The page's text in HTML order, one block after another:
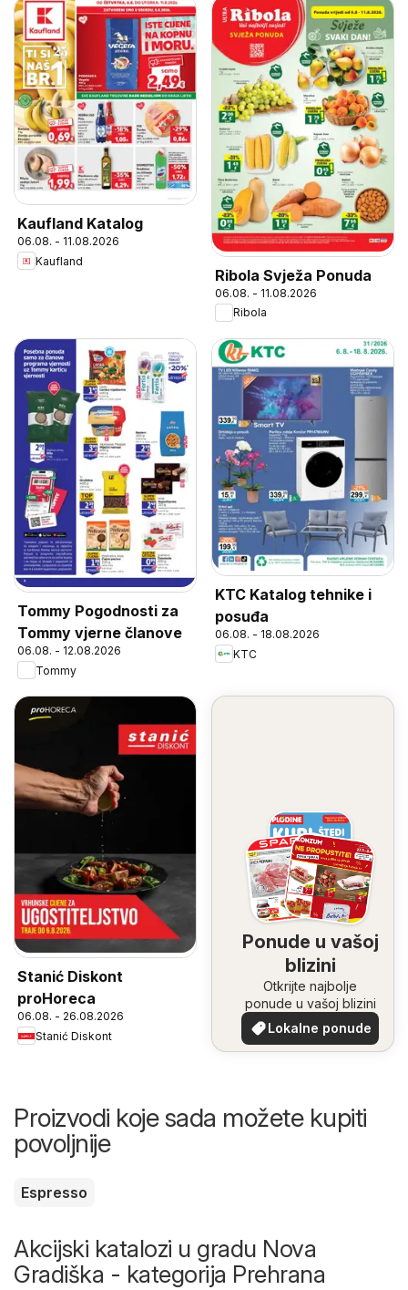
Kaufland Katalog
06.08. - 11.08.2026
Kaufland
Ribola Svježa Ponuda
06.08. - 11.08.2026
Ribola
Tommy Pogodnosti za
Tommy vjerne članove
06.08. - 12.08.2026
Tommy
KTC Katalog tehnike i
posuđa
06.08. - 18.08.2026
KTC
Stanić Diskont
proHoreca
06.08. - 26.08.2026
Stanić Diskont
Ponude u vašoj
blizini
Otkrijte najbolje
ponude u vašoj blizini
Lokalne ponude
Proizvodi koje sada možete kupiti
povoljnije
Espresso
Akcijski katalozi u gradu Nova
Gradiška - kategorija Prehrana